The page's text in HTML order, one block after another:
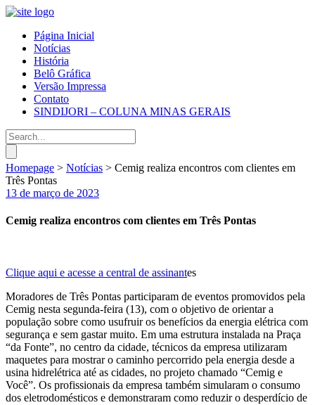
Página Inicial
Notícias
História
Belô Gráfica
Versão Impressa
Contato
SINDIJORI – COLUNA MINAS GERAIS
Homepage > Notícias > Cemig realiza encontros com clientes em
Três Pontas
13 de março de 2023
Cemig realiza encontros com clientes em Três Pontas
Clique aqui e acesse a central de assinantes
Moradores de Três Pontas participaram de eventos promovidos pela
Cemig nesta segunda-feira (13), com o objetivo de orientar a
população sobre como usufruir os benefícios da energia elétrica com
segurança e sem gastar muito. Em uma estrutura instalada na Praça
“da Fonte”, no centro da cidade, técnicos da empresa utilizaram
maquetes para mostrar o caminho percorrido pela energia desde a
usina hidrelétrica até as cidades, no projeto chamado “Cemig e
Você”. Os profissionais da empresa também simularam o consumo
dos eletrodomésticos e demonstraram como reduzir o desperdício de